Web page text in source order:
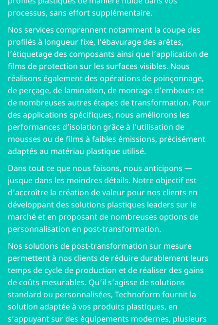
processus, sans effort supplémentaire.
Nos services comprennent notamment la coupe des
profilés à longueur fixe, l’ébavurage des arêtes,
l’étiquetage des composants ainsi que l’application de
films de protection sur les surfaces visibles. Nous
réalisons également des opérations de poinçonnage,
de perçage, de lamination, de montage d’embouts et
de nombreuses autres étapes de transformation. Pour
des applications spécifiques, nous améliorons les
performances d’isolation grâce à l’utilisation de
mousses ou de films à faibles émissions, précisément
adaptés au matériau plastique utilisé.
Dans tout ce que nous faisons, nous anticipons —
jusque dans les moindres détails. Notre objectif est
d’accroître la création de valeur pour nos clients en
développant des solutions plastiques leaders sur le
marché et en proposant de nombreuses options de
personnalisation en post‑transformation.
Nos solutions de post‑transformation sur mesure
permettent à nos clients de réduire durablement leurs
temps de cycle de production et de réaliser des gains
de coûts mesurables. Qu’il s’agisse de solutions
standard ou personnalisées, Technoform fournit la
solution adaptée à vos produits plastiques, en
s’appuyant sur des équipements modernes, plusieurs